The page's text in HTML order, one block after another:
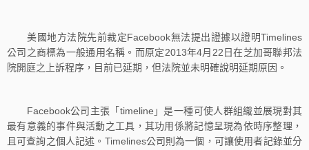
美國地方法院先前裁定Facebook無法提出證據以證明Timelines
公司之商標為一般通用名稱。而原定2013年4月22日在芝加哥聯邦法
院開庭之上訴程序，目前已延期，但法院並未明確說明延期原因。
Facebook公司主張「timeline」是一種可使人群組織並展現對其
最有意義的事件與活動之工具，其功用係將記憶呈現為依時序整理，
且可查詢之個人記述。Timelines公司則為一個，可讓使用者記錄並分